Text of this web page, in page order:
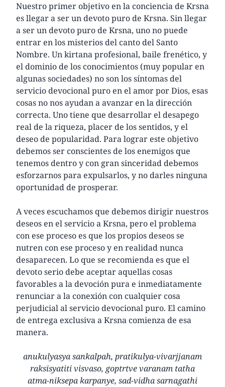
Nuestro primer objetivo en la conciencia de Krsna
es llegar a ser un devoto puro de Krsna. Sin llegar
a ser un devoto puro de Krsna, uno no puede
entrar en los misterios del canto del Santo
Nombre. Un kirtana profesional, baile frenético, y
el dominio de los conocimientos (muy popular en
algunas sociedades) no son los síntomas del
servicio devocional puro en el amor por Dios, esas
cosas no nos ayudan a avanzar en la dirección
correcta. Uno tiene que desarrollar el desapego
real de la riqueza, placer de los sentidos, y el
deseo de popularidad. Para lograr este objetivo
debemos ser conscientes de los enemigos que
tenemos dentro y con gran sinceridad debemos
esforzarnos para expulsarlos, y no darles ninguna
oportunidad de prosperar.
A veces escuchamos que debemos dirigir nuestros
deseos en el servicio a Krsna, pero el problema
con ese proceso es que los propios deseos se
nutren con ese proceso y en realidad nunca
desaparecen. Lo que se recomienda es que el
devoto serio debe aceptar aquellas cosas
favorables a la devoción pura e inmediatamente
renunciar a la conexión con cualquier cosa
perjudicial al servicio devocional puro. El camino
de entrega exclusiva a Krsna comienza de esa
manera.
anukulyasya sankalpah, pratikulya-vivarjjanam
raksisyatiti visvaso, goptrtve varanam tatha
atma-niksepa karpanye, sad-vidha sarnagathi